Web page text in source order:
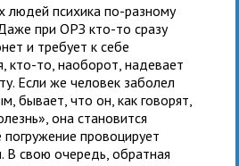
людей психика по-разному
при ОРЗ кто-то сразу
и требует к себе
кто-то, наоборот, надевает
Если же человек заболел
бывает, что он, как говорят,
она становится
провоцирует
В свою очередь, обратная